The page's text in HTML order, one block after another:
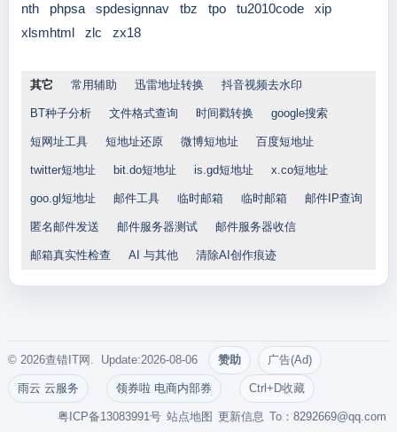
nth
phpsa spdesignnav tbz tpo tu2010code
xip
xlsmhtml
zlc zx18
其它 常用辅助 迅雷地址转换 抖音视频去水印
BT种子分析 文件格式查询 时间戳转换 google搜索
短网址工具 短地址还原 微博短地址 百度短地址
twitter短地址 bit.do短地址 is.gd短地址 x.co短地址
goo.gl短地址 邮件工具 临时邮箱 临时邮箱 邮件IP查询
匿名邮件发送 邮件服务器测试 邮件服务器收信
邮箱真实性检查 AI 与其他 清除AI创作痕迹
© 2026查错IT网. Update:2026-08-06 赞助 广告(Ad)
雨云 云服务 领券啦 电商内部券 Ctrl+D收藏
To：8292669@qq.com
更新信息
站点地图
粤ICP备13083991号